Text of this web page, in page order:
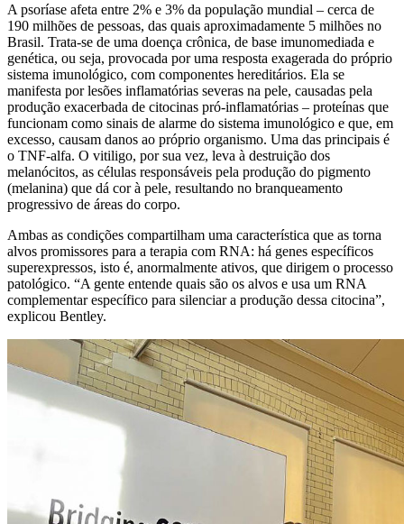
A psoríase afeta entre 2% e 3% da população mundial – cerca de
190 milhões de pessoas, das quais aproximadamente 5 milhões no
Brasil. Trata-se de uma doença crônica, de base imunomediada e
genética, ou seja, provocada por uma resposta exagerada do próprio
sistema imunológico, com componentes hereditários. Ela se
manifesta por lesões inflamatórias severas na pele, causadas pela
produção exacerbada de citocinas pró-inflamatórias – proteínas que
funcionam como sinais de alarme do sistema imunológico e que, em
excesso, causam danos ao próprio organismo. Uma das principais é
o TNF-alfa. O vitiligo, por sua vez, leva à destruição dos
melanócitos, as células responsáveis pela produção do pigmento
(melanina) que dá cor à pele, resultando no branqueamento
progressivo de áreas do corpo.
Ambas as condições compartilham uma característica que as torna
alvos promissores para a terapia com RNA: há genes específicos
superexpressos, isto é, anormalmente ativos, que dirigem o processo
patológico. “A gente entende quais são os alvos e usa um RNA
complementar específico para silenciar a produção dessa citocina”,
explicou Bentley.